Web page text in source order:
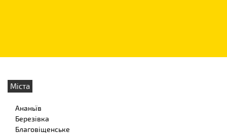
Міста
Ананьїв
Березівка
Благовіщенське